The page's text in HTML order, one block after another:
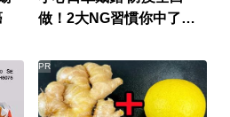
做！2大NG習慣你中了
PR